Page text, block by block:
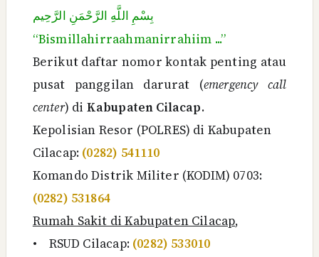
بِسْمِ اللَّهِ الرَّحْمَنِ الرَّحِيم
“Bismillahirraahmanirrahiim ...”
Berikut daftar nomor kontak penting atau
pusat panggilan darurat (emergency call
center) di Kabupaten Cilacap.
Kepolisian Resor (POLRES) di Kabupaten
Cilacap: (0282) 541110
Komando Distrik Militer (KODIM) 0703:
(0282) 531864
Rumah Sakit di Kabupaten Cilacap,
•
RSUD Cilacap: (0282) 533010